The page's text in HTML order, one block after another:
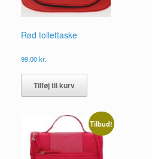
Rød toilettaske
99,00kr.
Tilføj til kurv
Tilbud!